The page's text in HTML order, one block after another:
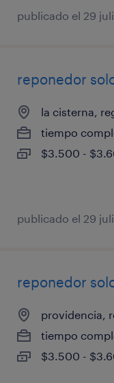
publicado el 29
reponedor
la cisterna,
tiempo
$3.500 -
publicado el 29
reponedor
providencia,
tiempo
$3.500 -